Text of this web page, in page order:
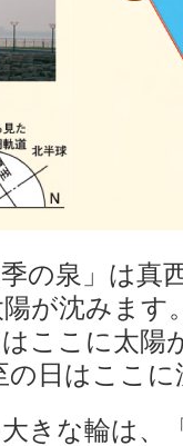
の泉」は真
が沈みます
ここに太陽
の日はここ
きな輪は、